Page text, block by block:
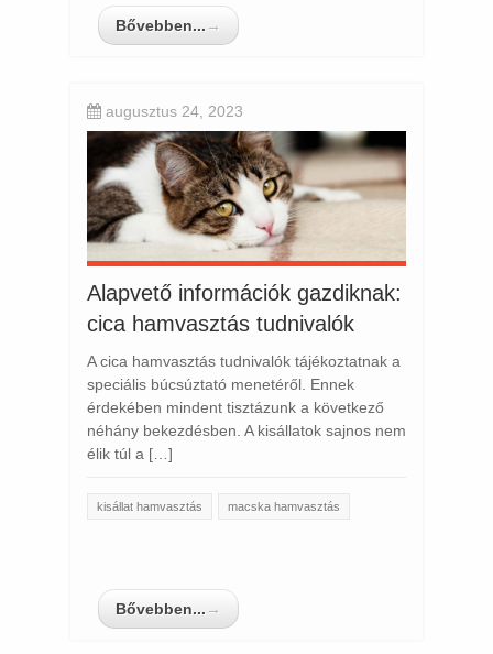
Bővebben... →
augusztus 24, 2023
Alapvető információk gazdiknak:
cica hamvasztás tudnivalók
A cica hamvasztás tudnivalók tájékoztatnak a
speciális búcsúztató menetéről. Ennek
érdekében mindent tisztázunk a következő
néhány bekezdésben. A kisállatok sajnos nem
élik túl a […]
kisállat hamvasztás macska hamvasztás
Bővebben... →